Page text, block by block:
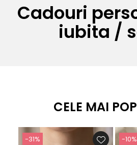
Cadouri
iubita /
CELE MAI
-31% -10%